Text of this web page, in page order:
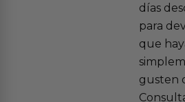
días
para
que
gusten